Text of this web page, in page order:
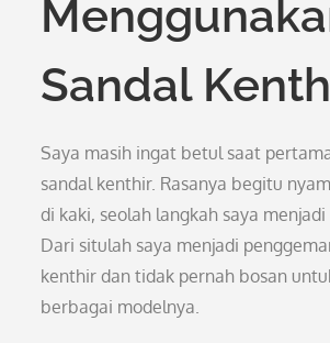
Sandal
Saya masih ingat betul saat
sandal kenthir. Rasanya begitu
di kaki, seolah langkah saya
Dari situlah saya menjadi
kenthir dan tidak pernah bosan
berbagai modelnya.